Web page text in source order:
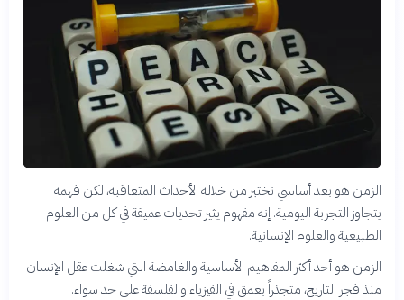
الزمن هو بعد أساسي نختبر من خلاله الأحداث المتعاقبة، لكن فهمه
يتجاوز التجربة اليومية. إنه مفهوم يثير تحديات عميقة في كل من العلوم
الطبيعية والعلوم الإنسانية.
الزمن هو أحد أكثر المفاهيم الأساسية والغامضة التي شغلت عقل الإنسان
منذ فجر التاريخ، متجذراً بعمق في الفيزياء والفلسفة على حد سواء.